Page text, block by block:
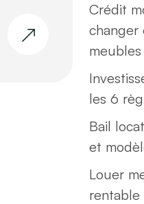
Crédit
changer
les 6
Bail
et
Louer
rentable